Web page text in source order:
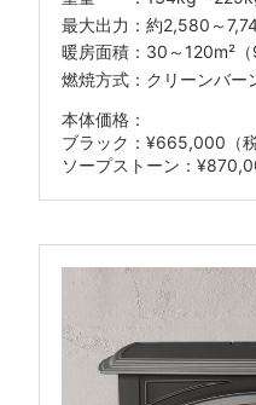
約2,580～
30～120m²（
燃焼方式：クリーンバー
ブラック：¥665,000（
ソープストーン：